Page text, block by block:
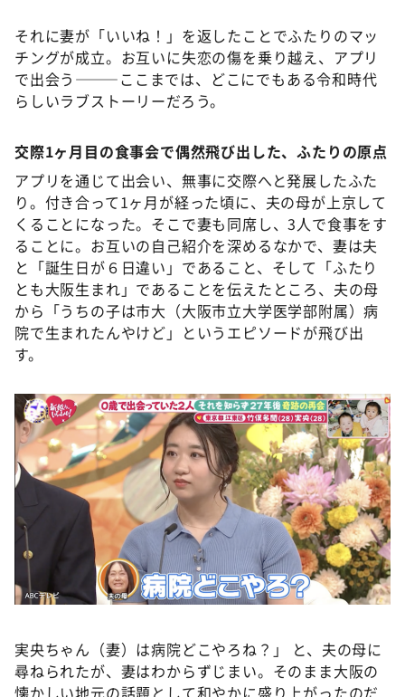
それに妻が「いいね！」を返したことでふたりのマッ
チングが成立。お互いに失恋の傷を乗り越え、アプリ
で出会う———ここまでは、どこにでもある令和時代
らしいラブストーリーだろう。
交際1ヶ月目の食事会で偶然飛び出した、ふたりの原点
アプリを通じて出会い、無事に交際へと発展したふた
り。付き合って1ヶ月が経った頃に、夫の母が上京して
くることになった。そこで妻も同席し、3人で食事をす
ることに。お互いの自己紹介を深めるなかで、妻は夫
と「誕生日が６日違い」であること、そして「ふたり
とも大阪生まれ」であることを伝えたところ、夫の母
から「うちの子は市大（大阪市立大学医学部附属）病
院で生まれたんやけど」というエピソードが飛び出
す。
実央ちゃん（妻）は病院どこやろね？」 と、夫の母に
尋ねられたが、妻はわからずじまい。そのまま大阪の
懐かしい地元の話題として和やかに盛り上がったのだ